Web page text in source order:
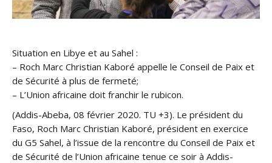
Situation en Libye et au Sahel :
– Roch Marc Christian Kaboré appelle le Conseil de Paix et
de Sécurité à plus de fermeté;
– L’Union africaine doit franchir le rubicon.
(Addis-Abeba, 08 février 2020. TU +3). Le président du
Faso, Roch Marc Christian Kaboré, président en exercice
du G5 Sahel, à l’issue de la rencontre du Conseil de Paix et
de Sécurité de l’Union africaine tenue ce soir à Addis-